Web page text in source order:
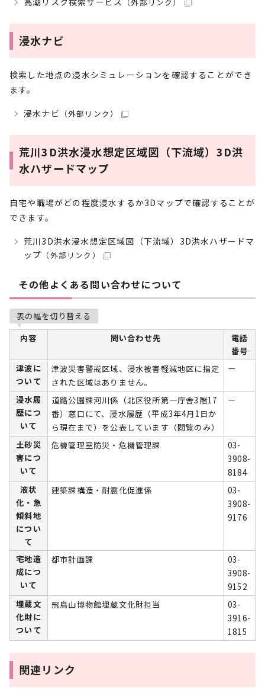
浸水ナビ
検索した地点の浸水シミュレーションを確認することができ
ます。
浸水ナビ （外部リンク）
荒川3D洪水浸水想定区域図（下流域）3D洪
水ハザードマップ
自宅や職場がどの程度浸水するか3Dマップで確認することが
できます。
荒川3D洪水浸水想定区域図（下流域）3D洪水ハザードマ
ップ （外部リンク）
その他よくある問い合わせについて
表の幅を切り替える
内容
問い合わせ先
電話
番号
津波に
ついて
津波災害警戒区域、浸水被害軽減地区に指定
された区域はありません。
ー
浸水履
歴につ
いて
道路公園課河川係（北区役所第一庁舎3階17
番）窓口にて、浸水履歴（平成3年4月1日か
ら現在まで）を公表しています（閲覧のみ）
ー
土砂災
害につ
いて
危機管理室防災・危機管理課
03-
3908-
8184
液状
化・急
傾斜地
につい
て
建築課構造・耐震化促進係
03-
3908-
9176
宅地造
成につ
いて
都市計画課
03-
3908-
9152
埋蔵文
化財に
ついて
飛鳥山博物館埋蔵文化財担当
03-
3916-
1815
関連リンク